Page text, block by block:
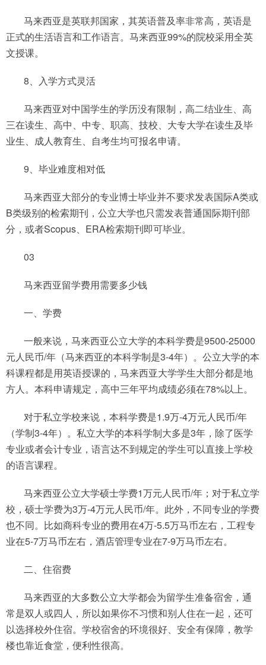
马来西亚是英联邦国家，其英语普及率非常高，英语是
正式的生活语言和工作语言。马来西亚99%的院校采用全英
文授课。
8、入学方式灵活
马来西亚对中国学生的学历没有限制，高二结业生、高
三在读生、高中、中专、职高、技校、大专大学在读生及毕
业生、成人教育生、自考生均可报名申请。
9、毕业难度相对低
马来西亚大部分的专业博士毕业并不要求发表国际A类或
B类级别的检索期刊，公立大学也只需发表普通国际期刊部
分，或者Scopus、ERA检索期刊即可毕业。
03
马来西亚留学费用需要多少钱
一、学费
一般来说，马来西亚公立大学的本科学费是9500-25000
元人民币/年（马来西亚的本科学制是3-4年）。公立大学的本
科课程都是用英语授课的，马来西亚大学学生大部分都是地
方人。本科申请规定，高中三年平均成绩必须在78%以上。
对于私立学校来说，本科学费是1.9万-4万元人民币/年
（学制3-4年）。私立大学的本科学制大多是3年，除了医学
专业或者会计专业，语言达不到规定的学生可以直接上学校
的语言课程。
马来西亚公立大学硕士学费1万元人民币/年；对于私立学
校，硕士学费为3万-4万元人民币/年。此外，不同专业的学费
也不同。比如商科专业的费用在4万-5.5万马币左右，工程专
业在5-7万马币左右，酒店管理专业在7-9万马币左右。
二、住宿费
马来西亚的大多数公立大学都会为留学生准备宿舍，通
常是双人或四人，所以如果你不习惯和别人住在一起，还可
以选择校外住宿。学校宿舍的环境很好、安全有保障，教学
楼也靠近食堂，便利性很高。